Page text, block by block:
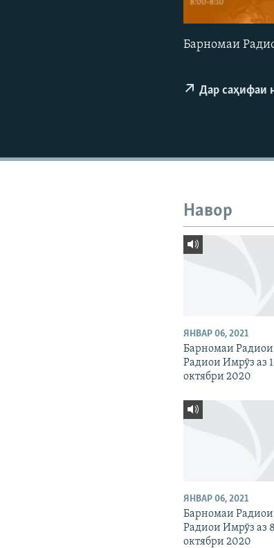
Барномаи
Дар саҳифаи
Навор
ЯНВАР 06, 2021
Барномаи Радиои
Радиои Имрӯз аз
октябри 2020
ЯНВАР 06, 2021
Барномаи Радиои
Радиои Имрӯз аз
октябри 2020